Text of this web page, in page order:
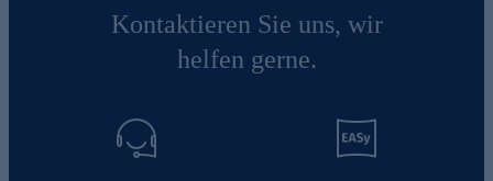
Kontaktieren Sie uns, wir
helfen gerne.